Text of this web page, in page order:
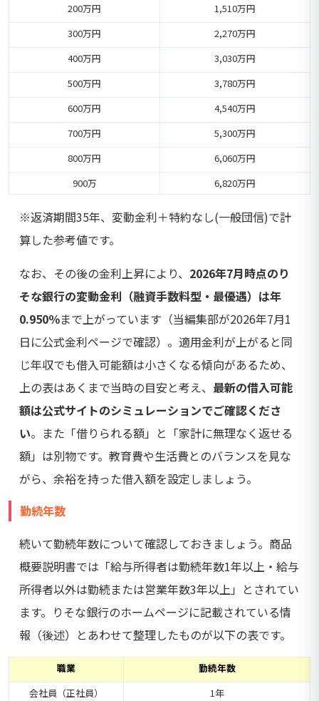
200万円
1,510万円
300万円
2,270万円
400万円
3,030万円
500万円
3,780万円
600万円
4,540万円
700万円
5,300万円
800万円
6,060万円
900万
6,820万円
※返済期間35年、変動金利＋特約なし(一般団信)で計
算した参考値です。
なお、その後の金利上昇により、 2026年7月時点のり
そな銀行の変動金利（融資手数料型・最優遇）は年
0.950％まで上がっています（当編集部が2026年7月1
日に公式金利ページで確認）。適用金利が上がると同
じ年収でも借入可能額は小さくなる傾向があるため、
上の表はあくまで当時の目安と考え、 最新の借入可能
額は公式サイトのシミュレーションでご確認くださ
い。また「借りられる額」と「家計に無理なく返せる
額」は別物です。教育費や生活費とのバランスを見な
がら、余裕を持った借入額を設定しましょう。
勤続年数
続いて勤続年数について確認しておきましょう。商品
概要説明書では「給与所得者は勤続年数1年以上・給与
所得者以外は勤続または営業年数3年以上」とされてい
ます。りそな銀行のホームページに記載されている情
報（後述）とあわせて整理したものが以下の表です。
職業
勤続年数
会社員（正社員）
1年